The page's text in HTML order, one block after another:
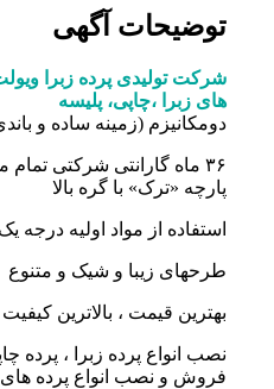
توضیحات آگهی
شرکت تولیدی پرده زبرا ویولت
های زبرا ،چاپی، پلیسه
دومکانیزم (زمینه ساده و باندی) ، 3d دبل ، شید و سیلوئت
پارچه «ترک» با گره بالا
استفاده از مواد اولیه درجه یک
طرحهای زیبا و شیک و متنوع
بهترین قیمت ، بالاترین کیفیت
نصب انواع پرده زبرا ، پرده چاپی
فروش و نصب انواع پرده های مد